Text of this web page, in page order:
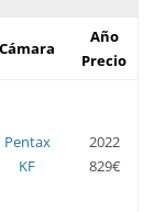
Cámara
Año
Precio
Pentax
KF
2022
829€